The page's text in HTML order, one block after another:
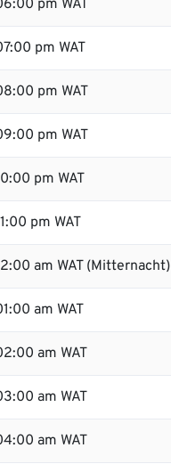
pm WAT
pm WAT
pm WAT
pm WAT
pm WAT
pm WAT
am WAT (Mitternacht)
am WAT
am WAT
am WAT
am WAT